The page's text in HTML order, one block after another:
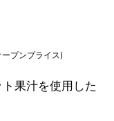
プンプライス)
果汁を使用した